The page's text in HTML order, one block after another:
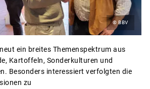
© BBV
ein breites Themenspektrum aus
Kartoffeln, Sonderkulturen und
Besonders interessiert verfolgten die
zu